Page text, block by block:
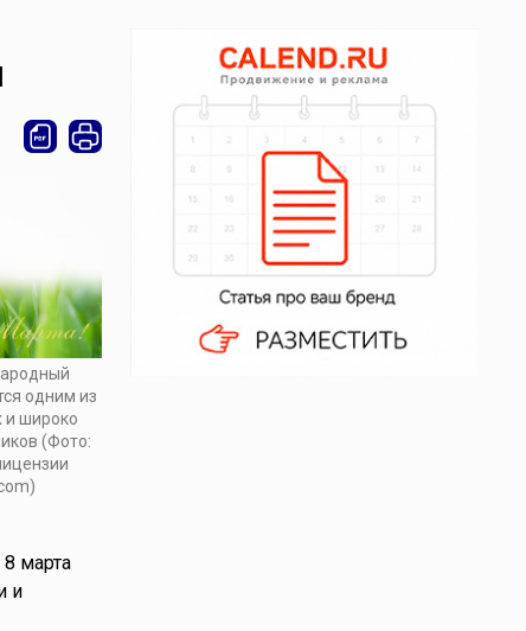
одним из
и широко
(Фото:
марта
и